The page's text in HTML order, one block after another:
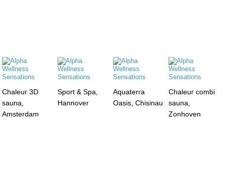
Chaleur 3D
sauna,
Amsterdam
Sport & Spa,
Hannover
Aquaterra
Oasis, Chisinau
Chaleur combi
sauna,
Zonhoven